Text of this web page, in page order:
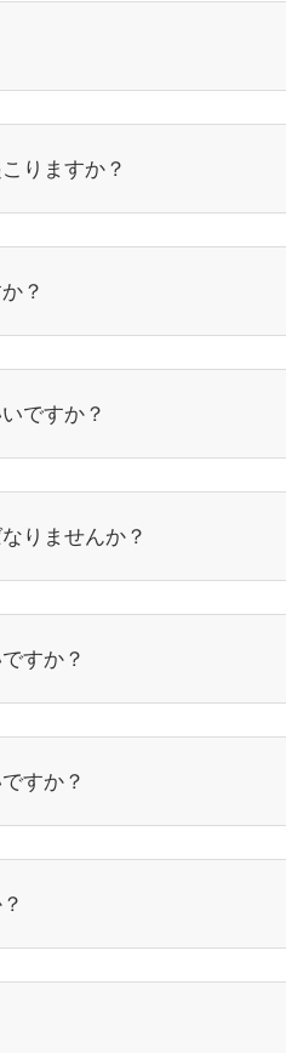
りますか？
？
ですか？
りませんか？
すか？
すか？